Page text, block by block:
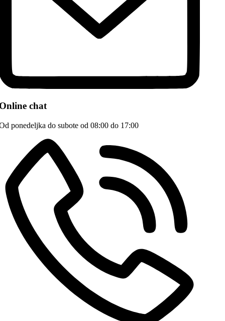
chat
ponedeljka do subote od 08:00 do 17:00